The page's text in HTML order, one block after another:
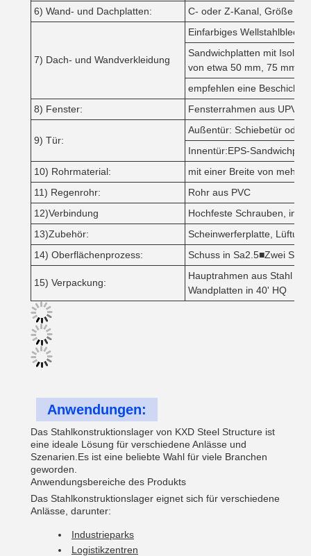
6) Wand- und Dachplatten: C- oder Z-Kanal, Größe
7) Dach- und Wandverkleidung
Einfarbiges Wellstahlblech
Sandwichplatten mit
von etwa 50 mm, 75 mm,
empfehlen eine
8) Fenster:
Fensterrahmen aus
9) Tür:
Außentür: Schiebetür oder
Innentür:EPS-
10) Rohrmaterial:
mit einer Breite von mehr
11) Regenrohr:
Rohr aus PVC
12)Verbindung
Hochfeste Schrauben,
13)Zubehör:
Scheinwerferplatte,
14) Oberflächenprozess:
Schuss in Sa2.5■Zwei
15) Verpackung:
Hauptrahmen aus Stahl
Wandplatten in 40' HQ
Anwendungen:
Das Stahlkonstruktionslager von KXD Steel Structure ist
eine ideale Lösung für verschiedene Anlässe und
Szenarien.Es ist eine beliebte Wahl für viele Branchen
geworden.
Anwendungsbereiche des Produkts
Das Stahlkonstruktionslager eignet sich für verschiedene
Anlässe, darunter:
Industrieparks
Logistikzentren